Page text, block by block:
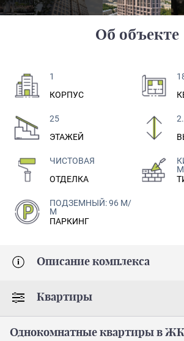
Об объекте
1
КОРПУС
25
ЭТАЖЕЙ
ЧИСТОВАЯ
ОТДЕЛКА
ПОДЗЕМНЫЙ: 96 М/
М
ПАРКИНГ
Описание комплекса
Квартиры
Однокомнатные квартиры в